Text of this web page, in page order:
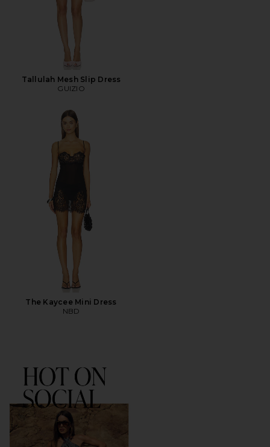
Tallulah Mesh Slip Dress
GUIZIO
The Kaycee Mini Dress
NBD
EM ALTA NAS REDES